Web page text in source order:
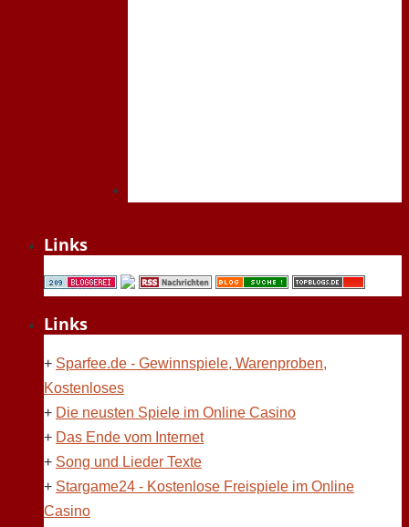
Links
Links
+ Sparfee.de - Gewinnspiele, Warenproben,
Kostenloses
+ Die neusten Spiele im Online Casino
+ Das Ende vom Internet
+ Song und Lieder Texte
+ Stargame24 - Kostenlose Freispiele im Online
Casino